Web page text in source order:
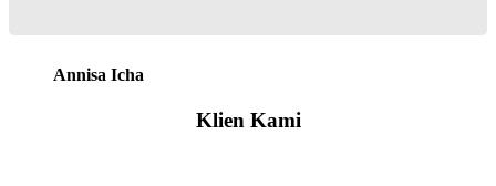
Annisa Icha
Klien Kami